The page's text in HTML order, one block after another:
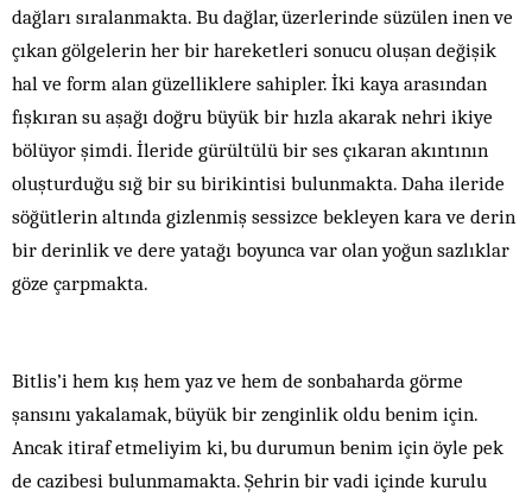
dağları sıralanmakta. Bu dağlar, üzerlerinde süzülen inen ve
çıkan gölgelerin her bir hareketleri sonucu oluşan değişik
hal ve form alan güzelliklere sahipler. İki kaya arasından
fışkıran su aşağı doğru büyük bir hızla akarak nehri ikiye
bölüyor şimdi. İleride gürültülü bir ses çıkaran akıntının
oluşturduğu sığ bir su birikintisi bulunmakta. Daha ileride
söğütlerin altında gizlenmiş sessizce bekleyen kara ve derin
bir derinlik ve dere yatağı boyunca var olan yoğun sazlıklar
göze çarpmakta.
Bitlis’i hem kış hem yaz ve hem de sonbaharda görme
şansını yakalamak, büyük bir zenginlik oldu benim için.
Ancak itiraf etmeliyim ki, bu durumun benim için öyle pek
de cazibesi bulunmamakta. Şehrin bir vadi içinde kurulu